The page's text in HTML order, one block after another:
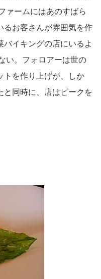
ァームにはあのすばら
るお客さんが雰囲気を作
バイキングの店にいるよ
い。フォロアーは世の
トを作り上げが、しか
と同時に、店はピークを